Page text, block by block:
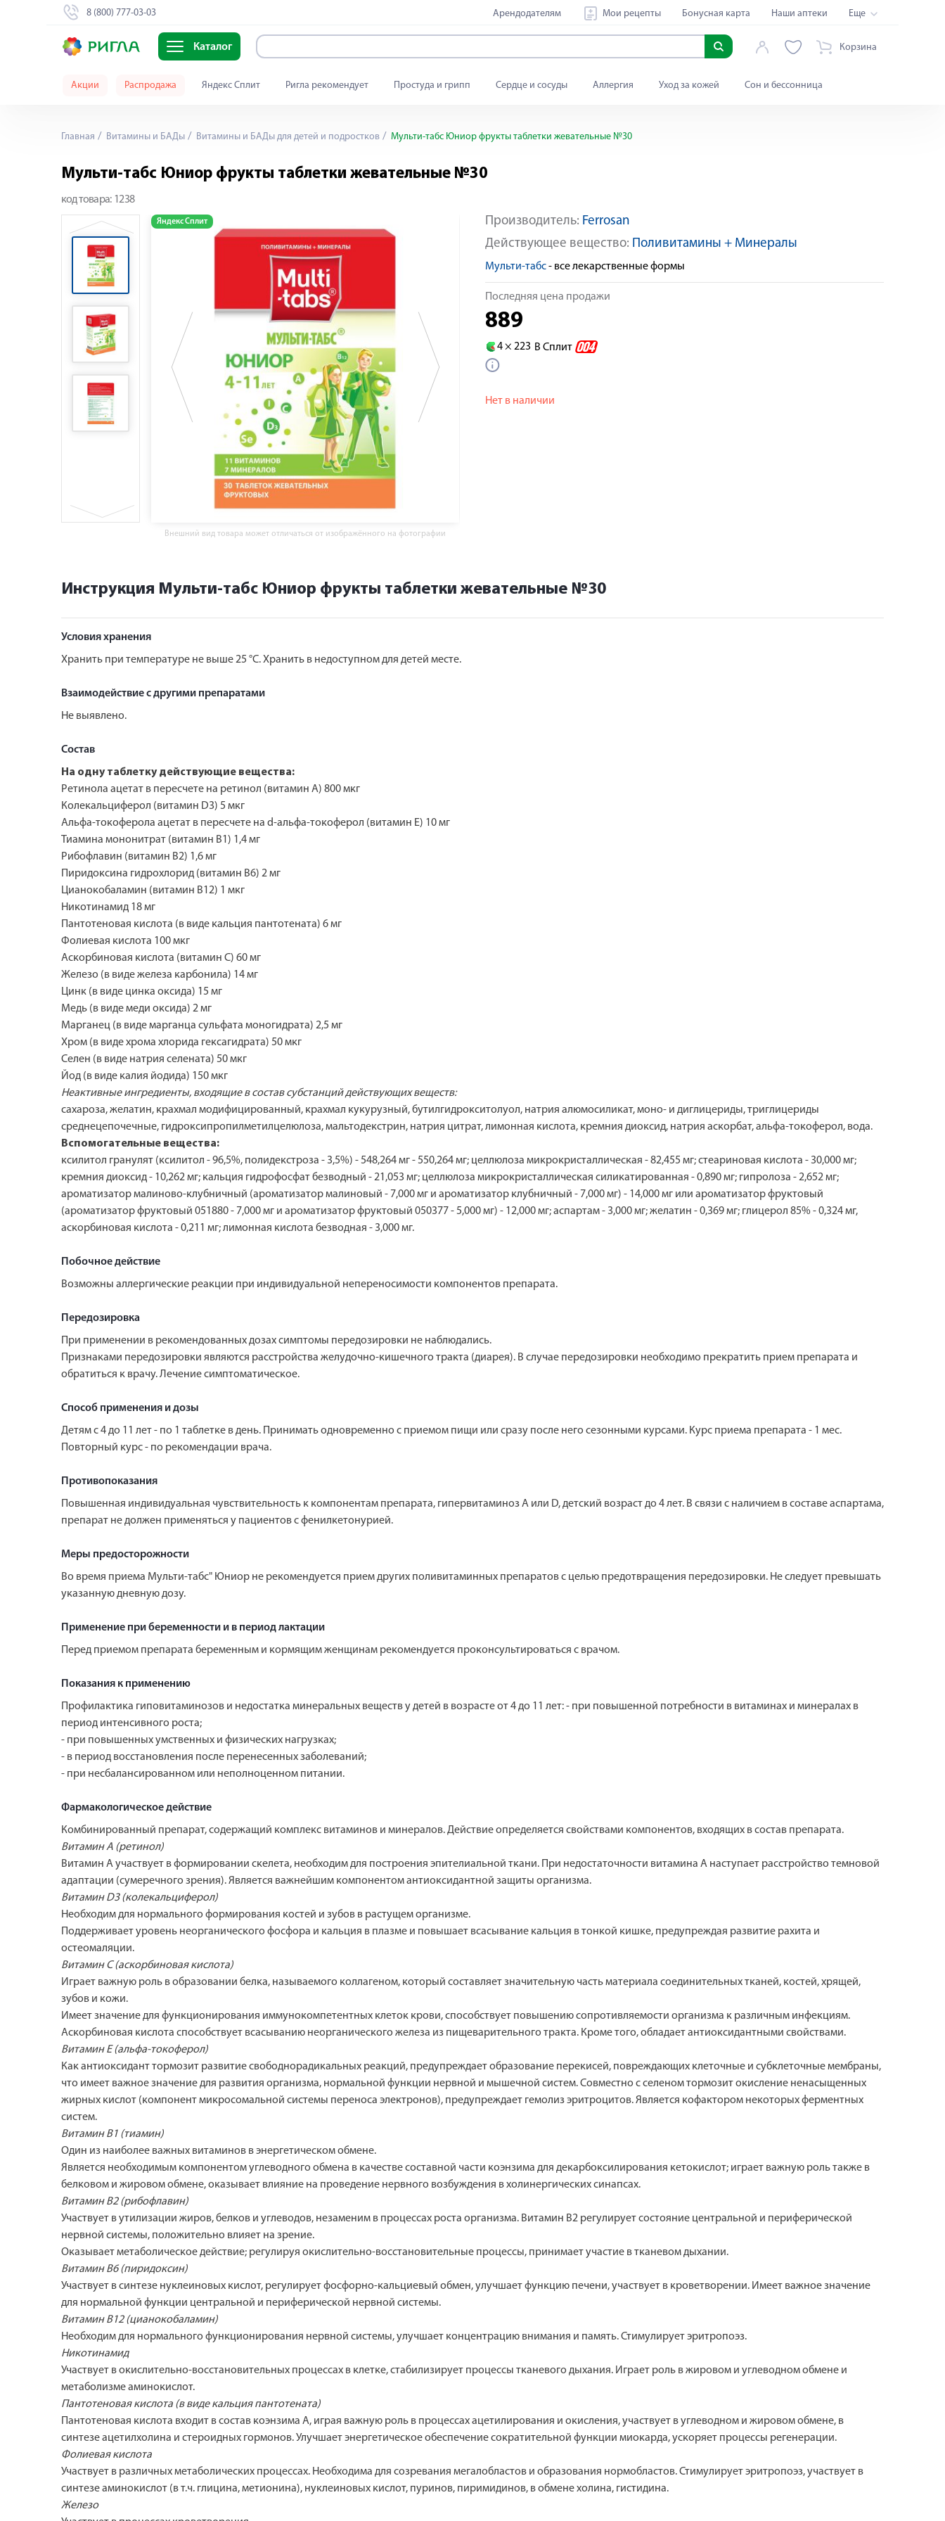
8 (800) 777-03-03 Арендодателям Мои рецепты Бонусная карта Наши аптеки Еще
Каталог Корзина
Акции Распродажа Яндекс Сплит Ригла рекомендует Простуда и грипп Сердце и сосуды Аллергия Уход за кожей Сон и бессонница
Главная Витамины и БАДы Витамины и БАДы для детей и подростков Мульти-табс Юниор фрукты таблетки жевательные №30
Мульти-табс Юниор фрукты таблетки жевательные №30
код товара: 1238
Яндекс Сплит Яндекс Сплит
Внешний вид товара может отличаться от изображённого на фотографии
Производитель: Ferrosan
Действующее вещество: Поливитамины + Минералы
Мульти-табс- все лекарственные формы
Последняя цена продажи
889
4 × 223 В Сплит
Нет в наличии
Инструкция Мульти-табс Юниор фрукты таблетки жевательные №30
Условия хранения
Хранить при температуре не выше 25 °С. Хранить в недоступном для детей месте.
Взаимодействие с другими препаратами
Не выявлено.
Состав
На одну таблетку действующие вещества:
Ретинола ацетат в пересчете на ретинол (витамин А) 800 мкг
Колекальциферол (витамин D3) 5 мкг
Альфа-токоферола ацетат в пересчете на d-альфа-токоферол (витамин Е) 10 мг
Тиамина мононитрат (витамин B1) 1,4 мг
Рибофлавин (витамин В2) 1,6 мг
Пиридоксина гидрохлорид (витамин В6) 2 мг
Цианокобаламин (витамин В12) 1 мкг
Никотинамид 18 мг
Пантотеновая кислота (в виде кальция пантотената) 6 мг
Фолиевая кислота 100 мкг
Аскорбиновая кислота (витамин С) 60 мг
Железо (в виде железа карбонила) 14 мг
Цинк (в виде цинка оксида) 15 мг
Медь (в виде меди оксида) 2 мг
Марганец (в виде марганца сульфата моногидрата) 2,5 мг
Хром (в виде хрома хлорида гексагидрата) 50 мкг
Селен (в виде натрия селената) 50 мкг
Йод (в виде калия йодида) 150 мкг
Неактивные ингредиенты, входящие в состав субстанций действующих веществ:
сахароза, желатин, крахмал модифицированный, крахмал кукурузный, бутилгидрокситолуол, натрия алюмосиликат, моно- и диглицериды, триглицериды
среднецепочечные, гидроксипропилметилцелюлоза, мальтодекстрин, натрия цитрат, лимонная кислота, кремния диоксид, натрия аскорбат, альфа-токоферол, вода.
Вспомогательные вещества:
ксилитол гранулят (ксилитол - 96,5%, полидекстроза - 3,5%) - 548,264 мг - 550,264 мг; целлюлоза микрокристаллическая - 82,455 мг; стеариновая кислота - 30,000 мг;
кремния диоксид - 10,262 мг; кальция гидрофосфат безводный - 21,053 мг; целлюлоза микрокристаллическая силикатированная - 0,890 мг; гипролоза - 2,652 мг;
ароматизатор малиново-клубничный (ароматизатор малиновый - 7,000 мг и ароматизатор клубничный - 7,000 мг) - 14,000 мг или ароматизатор фруктовый
(ароматизатор фруктовый 051880 - 7,000 мг и ароматизатор фруктовый 050377 - 5,000 мг) - 12,000 мг; аспартам - 3,000 мг; желатин - 0,369 мг; глицерол 85% - 0,324 мг,
аскорбиновая кислота - 0,211 мг; лимонная кислота безводная - 3,000 мг.
Побочное действие
Возможны аллергические реакции при индивидуальной непереносимости компонентов препарата.
Передозировка
При применении в рекомендованных дозах симптомы передозировки не наблюдались.
Признаками передозировки являются расстройства желудочно-кишечного тракта (диарея). В случае передозировки необходимо прекратить прием препарата и
обратиться к врачу. Лечение симптоматическое.
Способ применения и дозы
Детям с 4 до 11 лет - по 1 таблетке в день. Принимать одновременно с приемом пищи или сразу после него сезонными курсами. Курс приема препарата - 1 мес.
Повторный курс - по рекомендации врача.
Противопоказания
Повышенная индивидуальная чувствительность к компонентам препарата, гипервитаминоз А или D, детский возраст до 4 лет. В связи с наличием в составе аспартама,
препарат не должен применяться у пациентов с фенилкетонурией.
Меры предосторожности
Во время приема Мульти-табс" Юниор не рекомендуется прием других поливитаминных препаратов с целью предотвращения передозировки. Не следует превышать
указанную дневную дозу.
Применение при беременности и в период лактации
Перед приемом препарата беременным и кормящим женщинам рекомендуется проконсультироваться с врачом.
Показания к применению
Профилактика гиповитаминозов и недостатка минеральных веществ у детей в возрасте от 4 до 11 лет: - при повышенной потребности в витаминах и минералах в
период интенсивного роста;
- при повышенных умственных и физических нагрузках;
- в период восстановления после перенесенных заболеваний;
- при несбалансированном или неполноценном питании.
Фармакологическое действие
Комбинированный препарат, содержащий комплекс витаминов и минералов. Действие определяется свойствами компонентов, входящих в состав препарата.
Витамин А (ретинол)
Витамин А участвует в формировании скелета, необходим для построения эпителиальной ткани. При недостаточности витамина А наступает расстройство темновой
адаптации (сумеречного зрения). Является важнейшим компонентом антиоксидантной защиты организма.
Витамин D3 (колекальциферол)
Необходим для нормального формирования костей и зубов в растущем организме.
Поддерживает уровень неорганического фосфора и кальция в плазме и повышает всасывание кальция в тонкой кишке, предупреждая развитие рахита и
остеомаляции.
Витамин С (аскорбиновая кислота)
Играет важную роль в образовании белка, называемого коллагеном, который составляет значительную часть материала соединительных тканей, костей, хрящей,
зубов и кожи.
Имеет значение для функционирования иммунокомпетентных клеток крови, способствует повышению сопротивляемости организма к различным инфекциям.
Аскорбиновая кислота способствует всасыванию неорганического железа из пищеварительного тракта. Кроме того, обладает антиоксидантными свойствами.
Витамин Е (альфа-токоферол)
Как антиоксидант тормозит развитие свободнорадикальных реакций, предупреждает образование перекисей, повреждающих клеточные и субклеточные мембраны,
что имеет важное значение для развития организма, нормальной функции нервной и мышечной систем. Совместно с селеном тормозит окисление ненасыщенных
жирных кислот (компонент микросомальной системы переноса электронов), предупреждает гемолиз эритроцитов. Является кофактором некоторых ферментных
систем.
Витамин B1 (тиамин)
Один из наиболее важных витаминов в энергетическом обмене.
Является необходимым компонентом углеводного обмена в качестве составной части коэнзима для декарбоксилирования кетокислот; играет важную роль также в
белковом и жировом обмене, оказывает влияние на проведение нервного возбуждения в холинергических синапсах.
Витамин В2 (рибофлавин)
Участвует в утилизации жиров, белков и углеводов, незаменим в процессах роста организма. Витамин В2 регулирует состояние центральной и периферической
нервной системы, положительно влияет на зрение.
Оказывает метаболическое действие; регулируя окислительно-восстановительные процессы, принимает участие в тканевом дыхании.
Витамин В6 (пиридоксин)
Участвует в синтезе нуклеиновых кислот, регулирует фосфорно-кальциевый обмен, улучшает функцию печени, участвует в кроветворении. Имеет важное значение
для нормальной функции центральной и периферической нервной системы.
Витамин B12 (цианокобаламин)
Необходим для нормального функционирования нервной системы, улучшает концентрацию внимания и память. Стимулирует эритропоэз.
Никотинамид
Участвует в окислительно-восстановительных процессах в клетке, стабилизирует процессы тканевого дыхания. Играет роль в жировом и углеводном обмене и
метаболизме аминокислот.
Пантотеновая кислота (в виде кальция пантотената)
Пантотеновая кислота входит в состав коэнзима А, играя важную роль в процессах ацетилирования и окисления, участвует в углеводном и жировом обмене, в
синтезе ацетилхолина и стероидных гормонов. Улучшает энергетическое обеспечение сократительной функции миокарда, ускоряет процессы регенерации.
Фолиевая кислота
Участвует в различных метаболических процессах. Необходима для созревания мегалобластов и образования нормобластов. Стимулирует эритропоэз, участвует в
синтезе аминокислот (в т.ч. глицина, метионина), нуклеиновых кислот, пуринов, пиримидинов, в обмене холина, гистидина.
Железо